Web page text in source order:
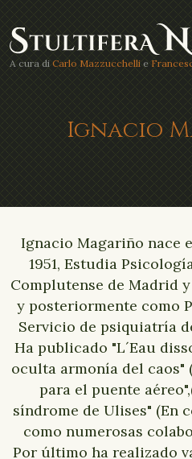
A cura di Carlo Mazzucchelli e
Ignacio
Ignacio Magariño nace
1951, Estudia
Complutense de Madrid
y posteriormente como
Servicio de psiquiatría
Ha publicado "L´Eau
oculta armonía del caos"
para el puente
síndrome de Ulises" (En
como numerosas
Por último ha realizado